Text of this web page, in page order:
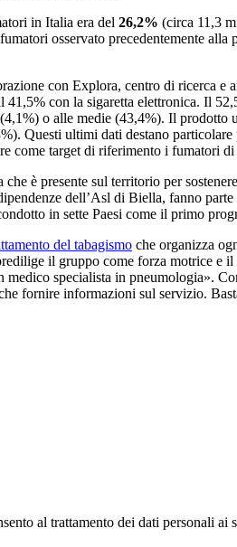
in Italia era del 26,2% (circa 11,3
osservato precedentemente alla
con Explora, centro di ricerca
con la sigaretta elettronica. Il
o alle medie (43,4%). Il
Questi ultimi dati destano
come target di riferimento i fumatori
è presente sul territorio per
dell’Asl di Biella, fanno
in sette Paesi come il primo
del tabagismo che organizza
il gruppo come forza motrice e
specialista in pneumologia».
fornire informazioni sul servizio.
al trattamento dei dati personali